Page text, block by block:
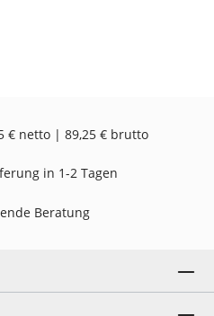
€ netto | 89,25 € brutto
in 1-2 Tagen
Beratung